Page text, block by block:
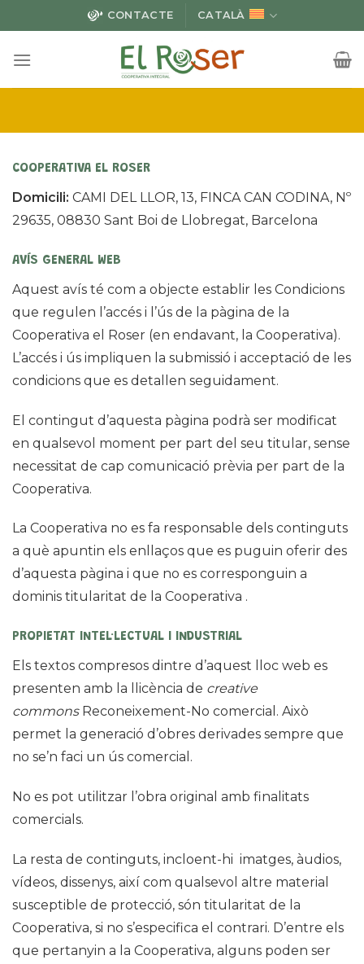
to
content
CONTACTE CATALÀ
COOPERATIVA EL ROSER
Domicili: CAMI DEL LLOR, 13, FINCA CAN CODINA, Nº
29635, 08830 Sant Boi de Llobregat, Barcelona
AVÍS GENERAL WEB
Aquest avís té com a objecte establir les Condicions
que regulen l’accés i l’ús de la pàgina de la
Cooperativa el Roser (en endavant, la Cooperativa).
L’accés i ús impliquen la submissió i acceptació de les
condicions que es detallen seguidament.
El contingut d’aquesta pàgina podrà ser modificat
en qualsevol moment per part del seu titular, sense
necessitat de cap comunicació prèvia per part de la
Cooperativa.
La Cooperativa no es fa responsable dels continguts
a què apuntin els enllaços que es puguin oferir des
d’aquesta pàgina i que no es corresponguin a
dominis titularitat de la Cooperativa .
PROPIETAT INTEL·LECTUAL I INDUSTRIAL
Els textos compresos dintre d’aquest lloc web es
presenten amb la llicència de creative
commonsReconeixement-No comercial. Això
permet la generació d’obres derivades sempre que
no se’n faci un ús comercial.
No es pot utilitzar l’obra original amb finalitats
comercials.
La resta de continguts, incloent-hi imatges, àudios,
vídeos, dissenys, així com qualsevol altre material
susceptible de protecció, són titularitat de la
Cooperativa, si no s’especifica el contrari. D’entre els
que pertanyin a la Cooperativa, alguns poden ser